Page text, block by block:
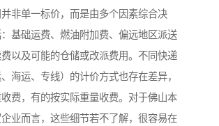
非单一标价，而是由多个因素综合决
基础运费、燃油附加费、偏远地区派送
以及可能的仓储或改派费用。不同快递
海运、专线）的计价方式也存在差异，
费，有的按实际重量收费。对于佛山本
业而言，这些细节若不了解，很容易在